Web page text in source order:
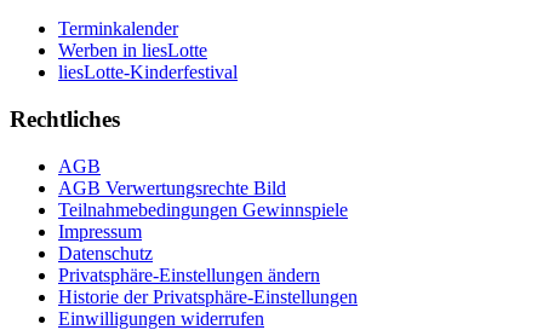
Terminkalender
Werben in liesLotte
liesLotte-Kinderfestival
Rechtliches
AGB
AGB Verwertungsrechte Bild
Teilnahmebedingungen Gewinnspiele
Impressum
Datenschutz
Privatsphäre-Einstellungen ändern
Historie der Privatsphäre-Einstellungen
Einwilligungen widerrufen